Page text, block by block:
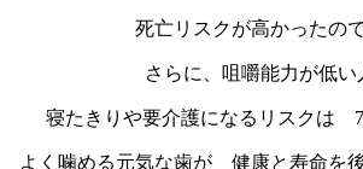
死亡リスクが高かったので
さらに、咀嚼能力が低い
寝たきりや要介護になるリスクは
よく噛める元気な歯が 健康と寿命を後